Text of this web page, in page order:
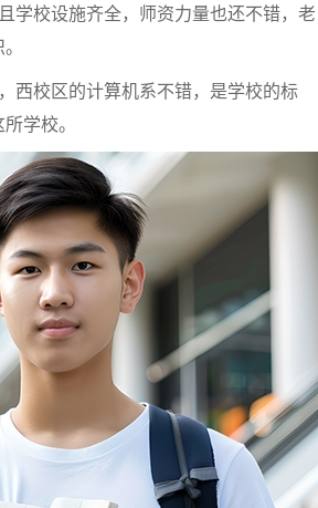
学校设施齐全，师资力量也还不错，老
西校区的计算机系不错，是学校的标
学校。